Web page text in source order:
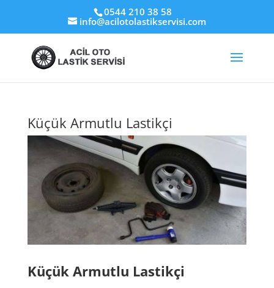
0544 210 38 58
info@acilotolastikservisi.com
Küçük Armutlu Lastikçi
Küçük Armutlu Lastikçi